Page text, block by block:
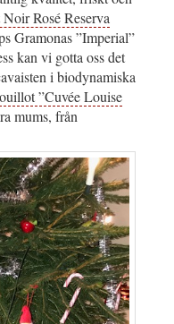
Rosé Reserva
Gramonas ”Imperial”
kan vi gotta oss det
i biodynamiska
”Cuvée Louise
mums, från